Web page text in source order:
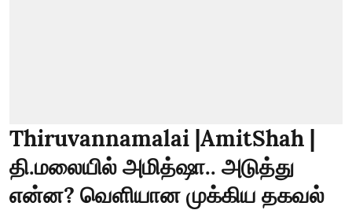
Thiruvannamalai |AmitShah |
தி.மலையில் அமித்ஷா.. அடுத்து
என்ன? வெளியான முக்கிய தகவல்